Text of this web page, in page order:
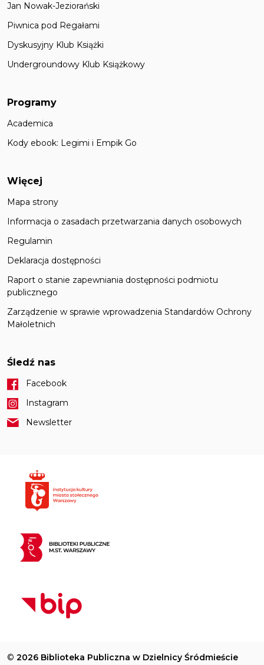
Jan Nowak-Jeziorański
Piwnica pod Regałami
Dyskusyjny Klub Książki
Undergroundowy Klub Książkowy
Programy
Academica
Kody ebook: Legimi i Empik Go
Więcej
Mapa strony
Informacja o zasadach przetwarzania danych osobowych
Regulamin
Deklaracja dostępności
Raport o stanie zapewniania dostępności podmiotu
publicznego
Zarządzenie w sprawie wprowadzenia Standardów Ochrony
Małoletnich
Śledź nas
Facebook
Instagram
Newsletter
© 2026 Biblioteka Publiczna w Dzielnicy Śródmieście